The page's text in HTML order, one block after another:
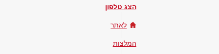
הצג טלפון
לאתר
המלצות